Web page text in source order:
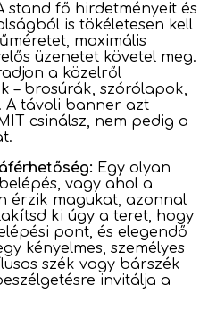
stand fő hirdetményeit és
is tökéletesen kell
maximális
üzenetet követel meg.
a közelről
– brosúrák, szórólapok,
A távoli banner azt
csinálsz, nem pedig a
Egy olyan
vagy ahol a
érzik magukat, azonnal
ki úgy a teret, hogy
pont, és elegendő
kényelmes, személyes
szék vagy bárszék
invitálja a